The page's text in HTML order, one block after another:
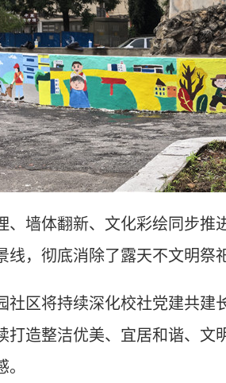
墙体翻新、文化彩绘同步推
线，彻底消除了露天不文明
区将持续深化校社党建共建
打造整洁优美、宜居和谐、